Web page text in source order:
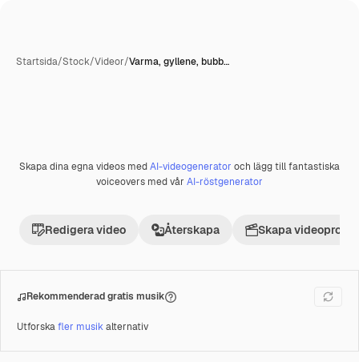
Startsida/Stock/Videor/Varma, gyllene, bubb…
Premie
Skapa dina egna videos medAI-videogenerator och lägg till fantastiska
voiceovers med vår AI-röstgenerator
Redigera video Återskapa Skapa
Rekommenderad gratis musik
Utforskafler musikalternativ